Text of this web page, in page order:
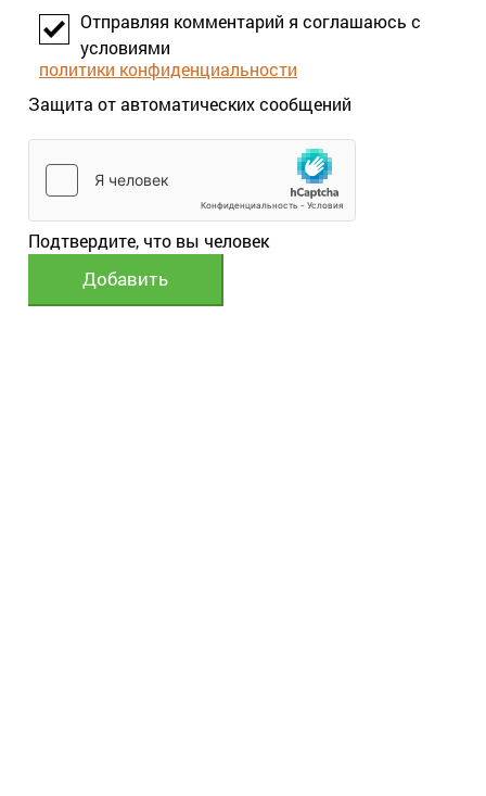
Отправляя комментарий я соглашаюсь с
условиями
политики конфиденциальности
Защита от автоматических сообщений
Подтвердите, что вы человек